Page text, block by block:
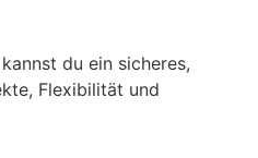
du ein sicheres,
Flexibilität und